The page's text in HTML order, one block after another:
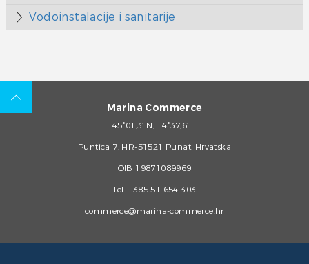
Vodoinstalacije i sanitarije
Marina Commerce
45°01,3’ N, 14°37,6’ E
Puntica 7, HR-51521 Punat, Hrvatska
OIB 19871089969
Tel. +385 51 654 303
commerce@marina-commerce.hr